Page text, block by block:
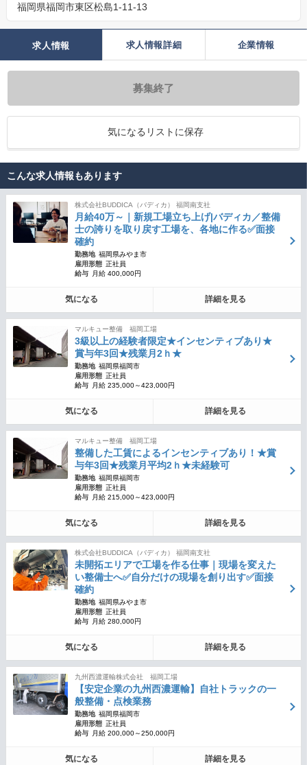
福岡県福岡市東区松島1-11-13
求人情報 求人情報詳細 企業情報
募集終了
気になるリストに保存
こんな求人情報もあります
株式会社BUDDICA（バディカ） 福岡南支社
月給40万～｜新規工場立ち上げ|バディカ／整備
士の誇りを取り戻す工場を、各地に作る✅面接
確約
勤務地 福岡県みやま市
雇用形態 正社員
給与
月給 400,000円
気になる 詳細を見る
マルキュー整備 福岡工場
3級以上の経験者限定★インセンティブあり★
賞与年3回★残業月2ｈ★
勤務地 福岡県福岡市
雇用形態 正社員
給与
月給 235,000～423,000円
気になる 詳細を見る
マルキュー整備 福岡工場
整備した工賃によるインセンティブあり！★賞
与年3回★残業月平均2ｈ★未経験可
勤務地 福岡県福岡市
雇用形態 正社員
給与
月給 215,000～423,000円
気になる 詳細を見る
株式会社BUDDICA（バディカ） 福岡南支社
未開拓エリアで工場を作る仕事｜現場を変えた
い整備士へ✅自分だけの現場を創り出す✅面接
確約
勤務地 福岡県みやま市
雇用形態 正社員
給与
月給 280,000円
気になる 詳細を見る
九州西濃運輸株式会社 福岡工場
【安定企業の九州西濃運輸】自社トラックの一
般整備・点検業務
勤務地 福岡県福岡市
雇用形態 正社員
給与
月給 200,000～250,000円
気になる 詳細を見る